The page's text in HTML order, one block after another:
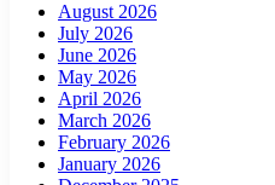
August 2026
July 2026
June 2026
May 2026
April 2026
March 2026
February 2026
January 2026